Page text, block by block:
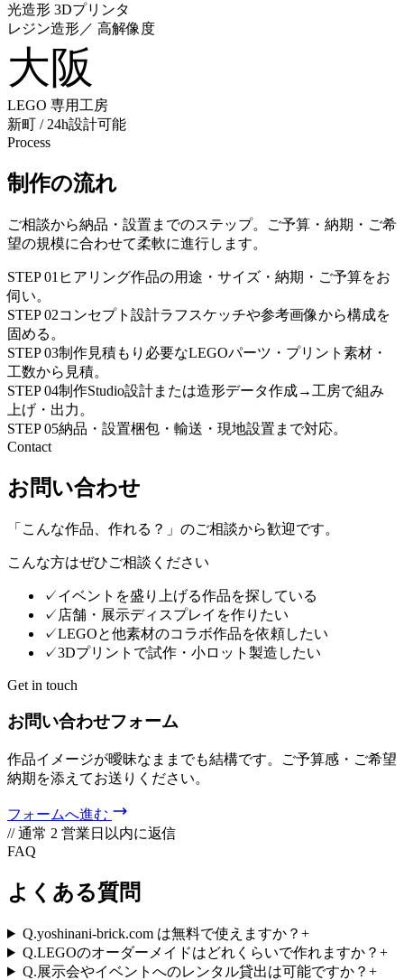
光造形 3Dプリンタ
レジン造形／ 高解像度
大阪
LEGO 専用工房
新町 / 24h設計可能
Process
制作の流れ
ご相談から納品・設置までのステップ。ご予算・納期・ご希
望の規模に合わせて柔軟に進行します。
STEP01 ヒアリング作品の用途・サイズ・納期・ご予算をお
伺い。
STEP02コンセプト設計ラフスケッチや参考画像から構成を
固める。
STEP03制作見積もり 必要なLEGOパーツ・プリント素材・
工数から見積。
STEP04制作Studio設計または造形データ作成→工房で組み
上げ・出力。
STEP05納品・設置梱包・輸送・現地設置まで対応。
Contact
お問い合わせ
「こんな作品、作れる？」のご相談から歓迎です。
こんな方はぜひご相談ください
✓イベントを盛り上げる作品を探している
✓ 店舗・展示ディスプレイを作りたい
✓LEGOと他素材のコラボ作品を依頼したい
✓3Dプリントで試作・小ロット製造したい
Get in touch
お問い合わせフォーム
作品イメージが曖昧なままでも結構です。ご予算感・ご希望
納期を添えてお送りください。
フォームへ進む
// 通常 2 営業日以内に返信
FAQ
よくある質問
Q.yoshinani-brick.com は無料で使えますか？ +
Q.LEGOのオーダーメイドはどれくらいで作れますか？ +
Q.展示会やイベントへのレンタル貸出は可能ですか？ +